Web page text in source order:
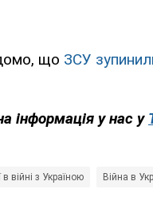
що ЗСУ
інформація у нас у
в війні з Україною Війна в